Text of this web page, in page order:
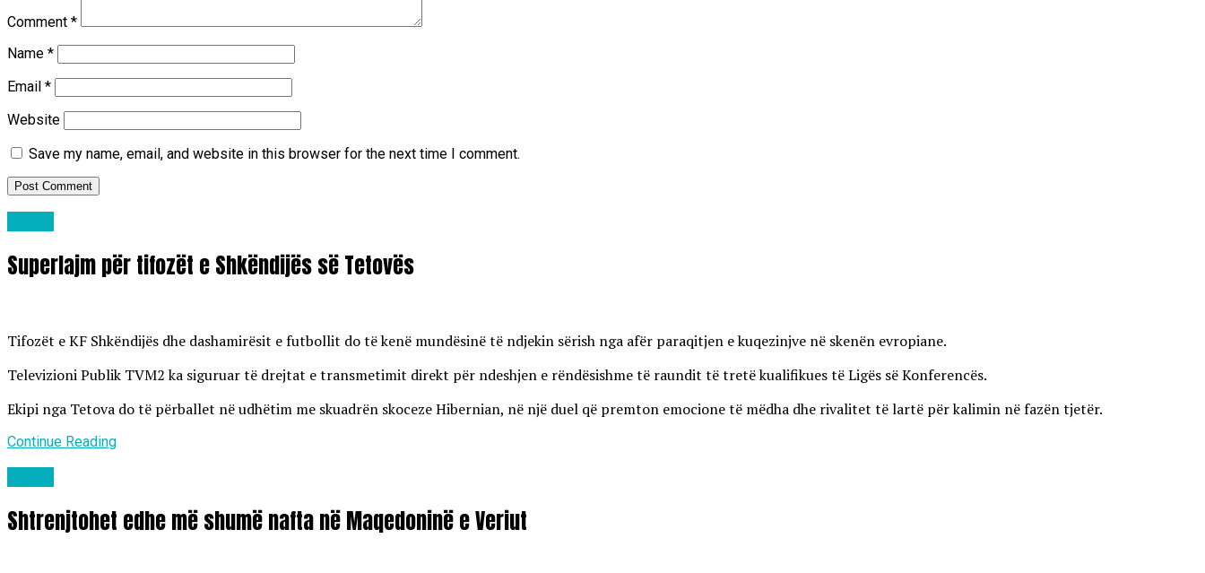
Comment *
Name *
Email *
Website
Save my name, email, and website in this browser for the next time I comment.
Superlajm për tifozët e Shkëndijës së Tetovës
Tifozët e KF Shkëndijës dhe dashamirësit e futbollit do të kenë mundësinë të ndjekin sërish nga afër paraqitjen e kuqezinjve në skenën evropiane.
Televizioni Publik TVM2 ka siguruar të drejtat e transmetimit direkt për ndeshjen e rëndësishme të raundit të tretë kualifikues të Ligës së Konferencës.
Ekipi nga Tetova do të përballet në udhëtim me skuadrën skoceze Hibernian, në një duel që premton emocione të mëdha dhe rivalitet të lartë për kalimin në fazën tjetër.
Continue Reading
Shtrenjtohet edhe më shumë nafta në Maqedoninë e Veriut